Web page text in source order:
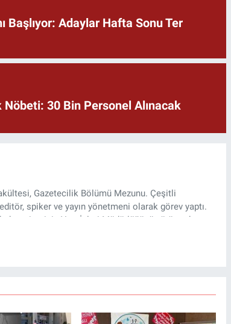
Başlıyor: Adaylar Hafta Sonu Ter
30 Bin Personel Alınacak
Gazetecilik Bölümü Mezunu. Çeşitli
spiker ve yayın yönetmeni olarak görev yaptı.
sitesinin Yazı İşleri Müdürlüğünü yürütmekte.